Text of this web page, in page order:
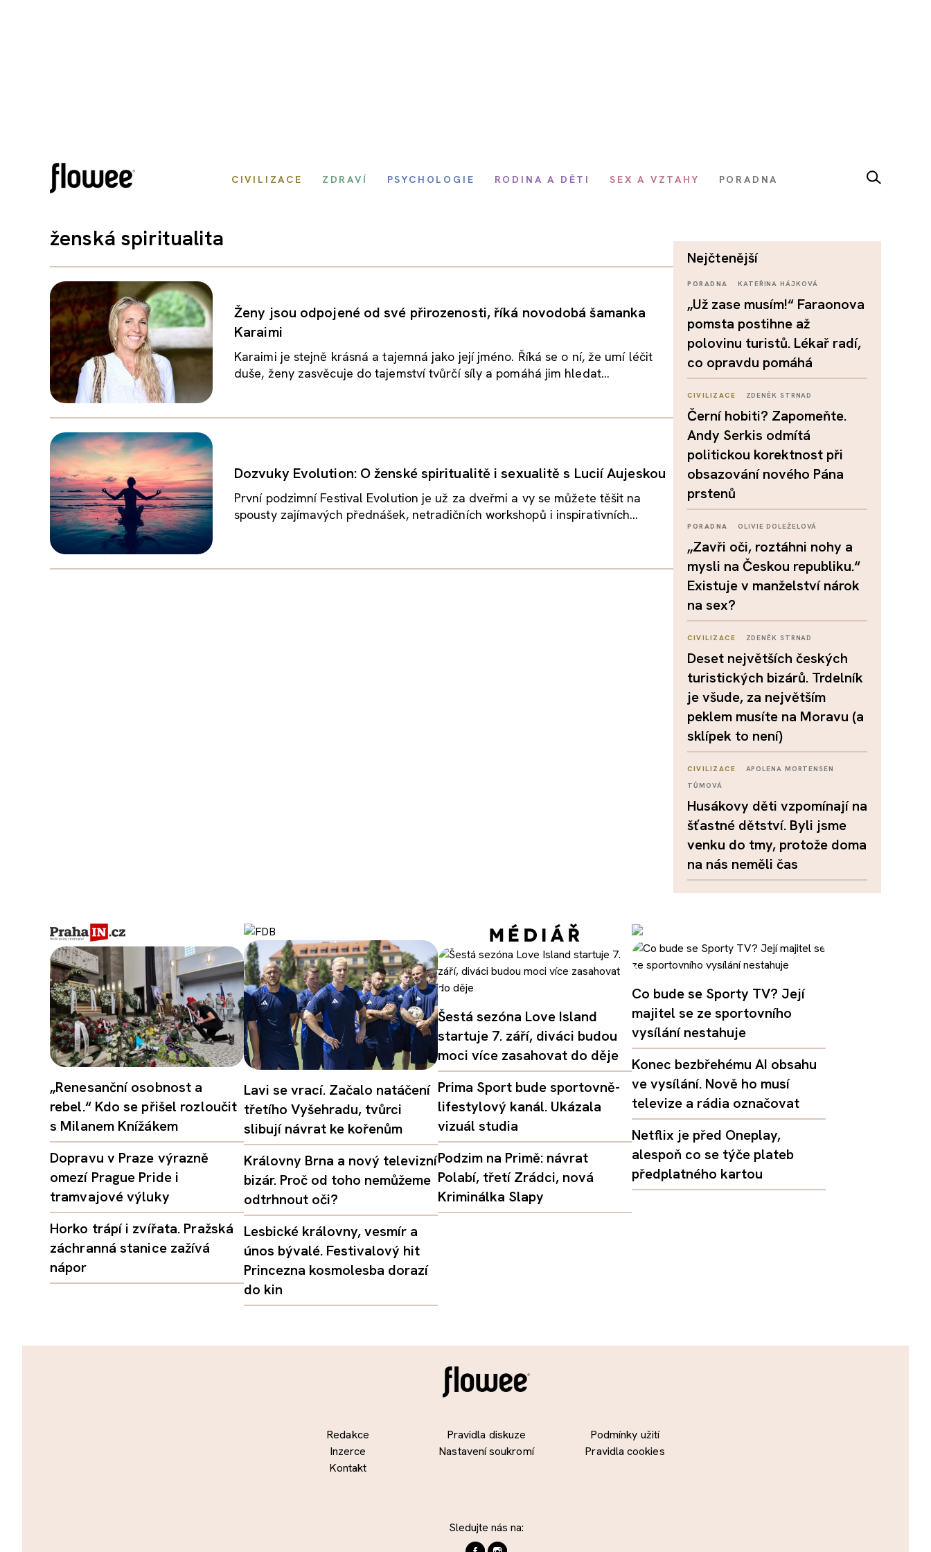
CIVILIZACE ZDRAVÍ PSYCHOLOGIE RODINA A DĚTI SEX A VZTAHY PORADNA
ženská spiritualita
Ženy jsou odpojené od své přirozenosti, říká novodobá šamanka
Karaimi
Karaimi je stejně krásná a tajemná jako její jméno. Říká se o ní, že umí léčit
duše, ženy zasvěcuje do tajemství tvůrčí síly a pomáhá jim hledat...
Dozvuky Evolution: O ženské spiritualitě i sexualitě s Lucií Aujeskou
První podzimní Festival Evolution je už za dveřmi a vy se můžete těšit na
spousty zajímavých přednášek, netradičních workshopů i inspirativních...
nejčtenější
PORADNA KATEŘINA HÁJKOVÁ
„Už zase musím!“ Faraonova
pomsta postihne až
polovinu turistů. Lékař radí,
co opravdu pomáhá
CIVILIZACE ZDENĚK STRNAD
Černí hobiti? Zapomeňte.
Andy Serkis odmítá
politickou korektnost při
obsazování nového Pána
prstenů
PORADNA OLIVIE DOLEŽELOVÁ
„Zavři oči, roztáhni nohy a
mysli na Českou republiku.“
Existuje v manželství nárok
na sex?
CIVILIZACE ZDENĚK STRNAD
Deset největších českých
turistických bizárů. Trdelník
je všude, za největším
peklem musíte na Moravu (a
sklípek to není)
CIVILIZACE
APOLENA MORTENSEN
TŮMOVÁ
Husákovy děti vzpomínají na
šťastné dětství. Byli jsme
venku do tmy, protože doma
na nás neměli čas
„Renesanční osobnost a
rebel.“ Kdo se přišel rozloučit
s Milanem Knížákem
Dopravu v Praze výrazně
omezí Prague Pride i
tramvajové výluky
Horko trápí i zvířata. Pražská
záchranná stanice zažívá
nápor
Lavi se vrací. Začalo natáčení
třetího Vyšehradu, tvůrci
slibují návrat ke kořenům
Královny Brna a nový televizní
bizár. Proč od toho nemůžeme
odtrhnout oči?
Lesbické královny, vesmír a
únos bývalé. Festivalový hit
Princezna kosmolesba dorazí
do kin
Šestá sezóna Love Island
startuje 7. září, diváci budou
moci více zasahovat do děje
Prima Sport bude sportovně-
lifestylový kanál. Ukázala
vizuál studia
Podzim na Primě: návrat
Polabí, třetí Zrádci, nová
Kriminálka Slapy
Co bude se Sporty TV? Její
majitel se ze sportovního
vysílání nestahuje
Konec bezbřehému AI obsahu
ve vysílání. Nově ho musí
televize a rádia označovat
Netflix je před Oneplay,
alespoň co se týče plateb
předplatného kartou
Redakce
Inzerce
Kontakt
Pravidla diskuze
Nastavení soukromí
Podmínky užití
Pravidla cookies
Sledujte nás na: